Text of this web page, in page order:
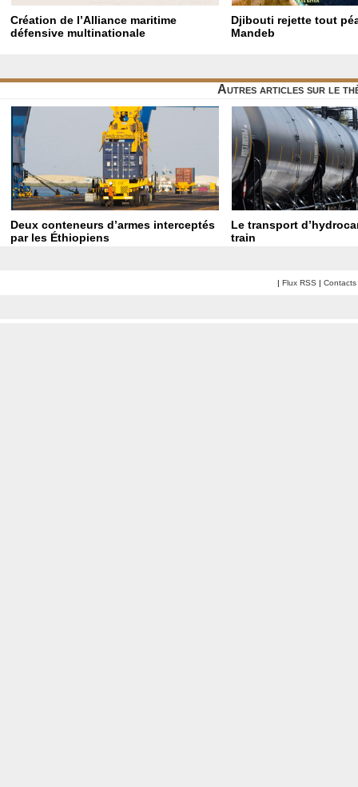
Création de l’Alliance maritime
défensive multinationale
Djibouti rejette tout
Mandeb
Autres articles sur le
Deux conteneurs d’armes interceptés
par les Éthiopiens
Le transport
train
| Flux RSS | Contacts